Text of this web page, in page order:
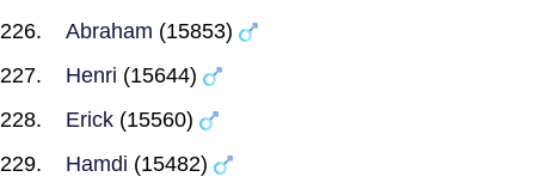
Abraham (15853)
Henri (15644)
Erick (15560)
Hamdi (15482)